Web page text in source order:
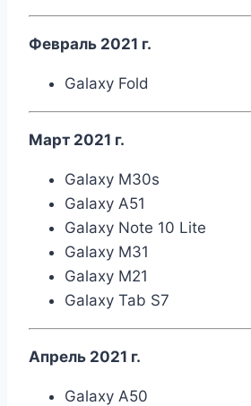
Февраль 2021 г.
Galaxy Fold
Март 2021 г.
Galaxy M30s
Galaxy A51
Galaxy Note 10 Lite
Galaxy M31
Galaxy M21
Galaxy Tab S7
Апрель 2021 г.
Galaxy A50